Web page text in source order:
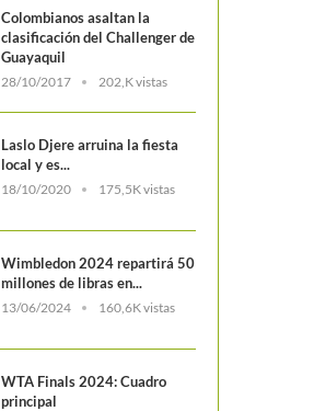
Colombianos asaltan la
clasificación del Challenger de
Guayaquil
28/10/2017 202,K vistas
Laslo Djere arruina la fiesta
local y es...
18/10/2020 175,5K vistas
Wimbledon 2024 repartirá 50
millones de libras en...
13/06/2024 160,6K vistas
WTA Finals 2024: Cuadro
principal